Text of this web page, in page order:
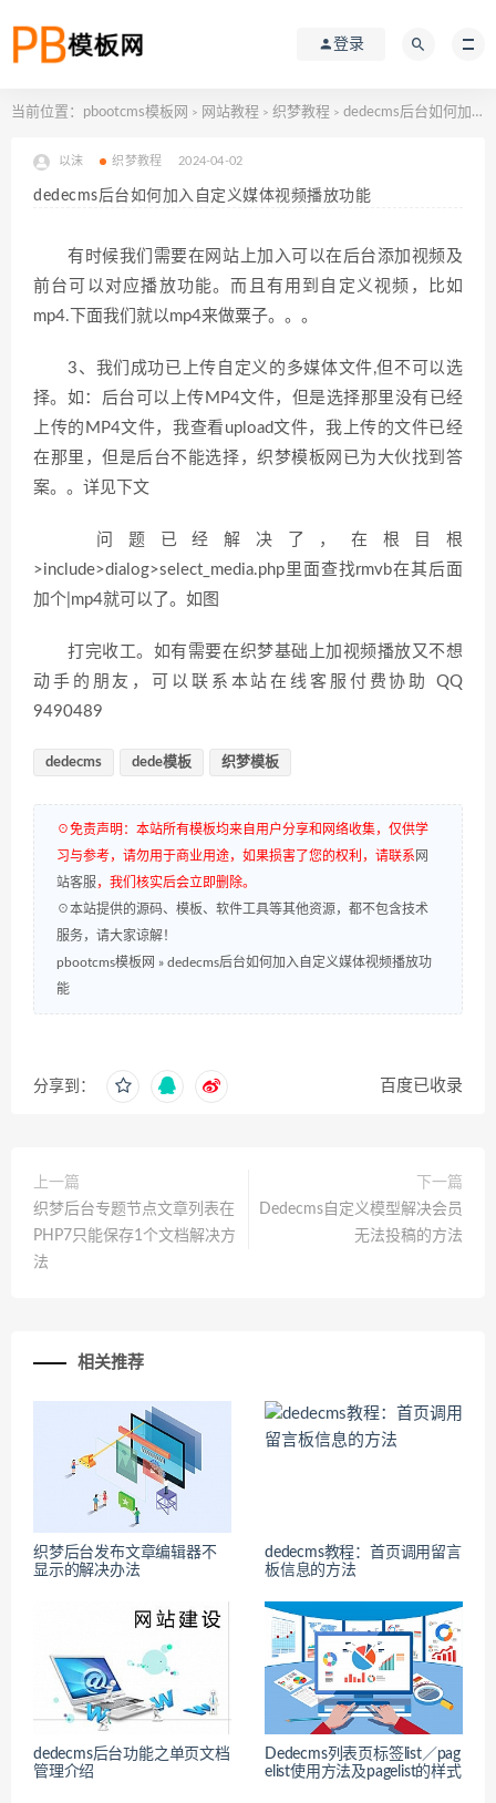
登录
当前位置： pbootcms模板网 > 网站教程 > 织梦教程 > dedecms后台如何加入自定义媒体视频播放功能
以沫 织梦教程 2024-04-02
dedecms后台如何加入自定义媒体视频播放功能
有时候我们需要在网站上加入可以在后台添加视频及
前台可以对应播放功能。而且有用到自定义视频，比如
mp4.下面我们就以mp4来做粟子。。。
3、我们成功已上传自定义的多媒体文件,但不可以选
择。如：后台可以上传MP4文件，但是选择那里没有已经
上传的MP4文件，我查看upload文件，我上传的文件已经
在那里，但是后台不能选择，织梦模板网已为大伙找到答
案。。详见下文
问题已经解决了，在根目根
>include>dialog>select_media.php里面查找rmvb在其后面
加个|mp4就可以了。如图
打完收工。如有需要在织梦基础上加视频播放又不想
动手的朋友，可以联系本站在线客服付费协助 QQ
9490489
dedecms dede模板 织梦模板
☉免责声明：本站所有模板均来自用户分享和网络收集，仅供学
习与参考，请勿用于商业用途，如果损害了您的权利，请联系 网
站客服，我们核实后会立即删除。
☉本站提供的源码、模板、软件工具等其他资源，都不包含技术
服务，请大家谅解！
pbootcms模板网 » dedecms后台如何加入自定义媒体视频播放功
能
分享到： 百度已收录
上一篇
织梦后台专题节点文章列表在
PHP7只能保存1个文档解决方
法
下一篇
Dedecms自定义模型解决会员
无法投稿的方法
相关推荐
织梦后台发布文章编辑器不
显示的解决办法
dedecms教程：首页调用留言
板信息的方法
dedecms后台功能之单页文档
管理介绍
Dedecms列表页标签list／pag
elist使用方法及pagelist的样式